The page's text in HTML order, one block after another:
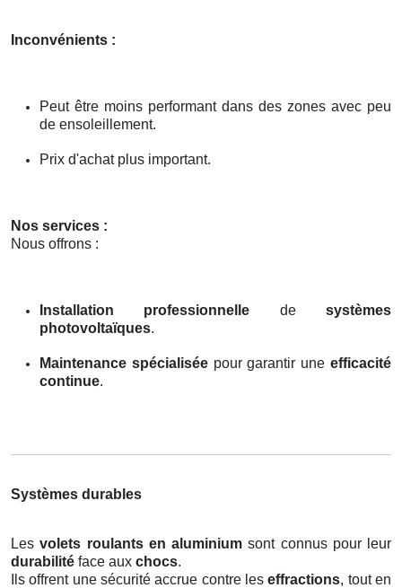
Inconvénients :
Peut être moins performant dans des zones avec peu
de ensoleillement.
Prix d'achat plus important.
Nos services :
Nous offrons :
Installation professionnelle desystèmes
photovoltaïques.
Maintenance spécialiséepour garantir uneefficacité
continue.
Systèmes durables
Lesvolets roulants en aluminium sont connus pour leur
durabilité face aux chocs.
Ils offrent une sécurité accrue contre leseffractions, tout en